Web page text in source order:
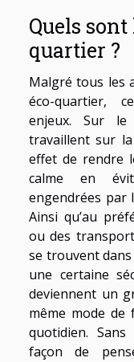
Quels sont
quartier ?
Malgré tous les
éco-quartier,
enjeux. Sur le
travaillent sur
effet de rendre
calme en
engendrées par
Ainsi qu’au
ou des
se trouvent
une certaine
deviennent un
même mode de
quotidien.
façon de